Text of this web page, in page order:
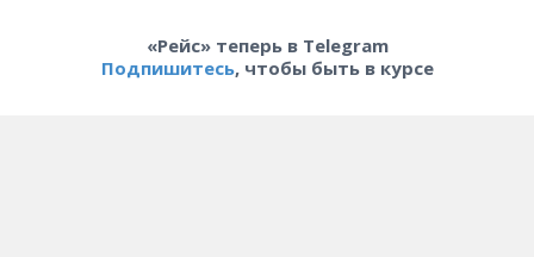
«Рейс» теперь в Telegram
Подпишитесь, чтобы быть в курсе